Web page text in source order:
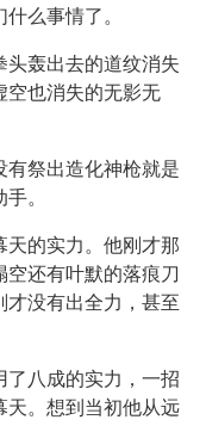
么事情了。
头轰出去的道纹消失
空也消失的无影无
有祭出造化神枪就是
。
天的实力。他刚才那
还有叶默的落痕刀
才没有出全力，甚至
了八成的实力，一招
天。想到当初他从远